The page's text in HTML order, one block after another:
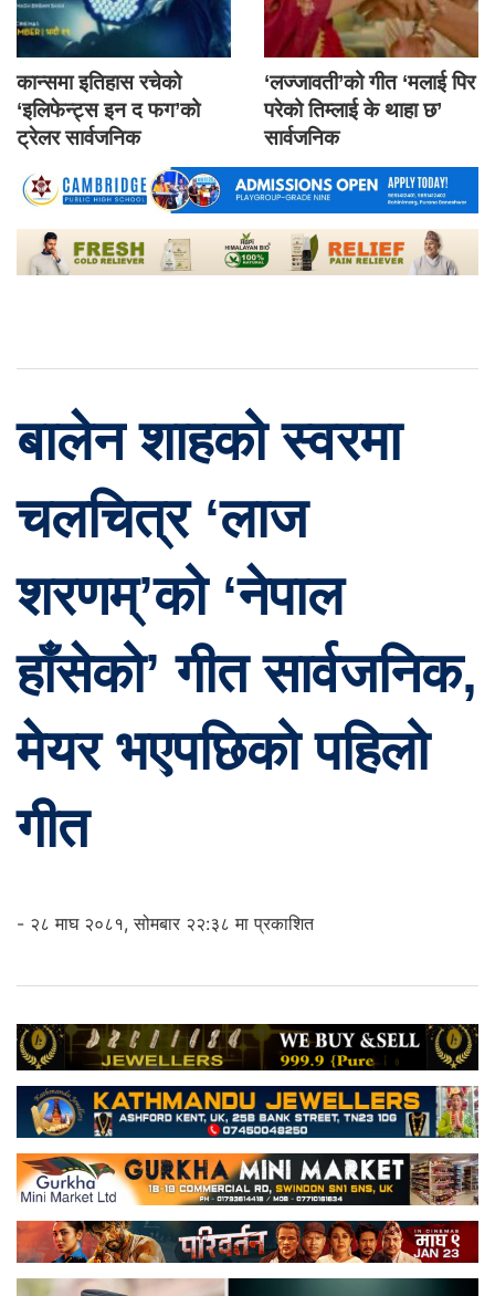
कान्समा इतिहास रचेको
‘इलिफेन्ट्स इन द फग’को
ट्रेलर सार्वजनिक
‘लज्जावती’को गीत ‘मलाई पिर
परेको तिम्लाई के थाहा छ’
सार्वजनिक
बालेन शाहको स्वरमा
चलचित्र ‘लाज
शरणम्’को ‘नेपाल
हाँसेको’ गीत सार्वजनिक,
मेयर भएपछिको पहिलो
गीत
- २८ माघ २०८१, सोमबार २२:३८ मा प्रकाशित